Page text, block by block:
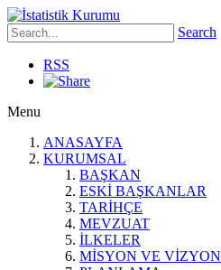
Search
RSS
Menu
ANASAYFA
KURUMSAL
BAŞKAN
ESKİ BAŞKANLAR
TARİHÇE
MEVZUAT
İLKELER
MİSYON VE VİZYON